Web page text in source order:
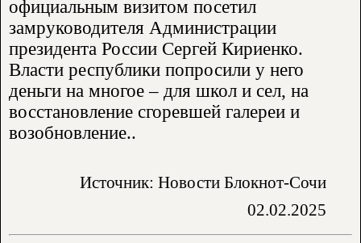
официальным визитом посетил
замруководителя Администрации
президента России Сергей Кириенко.
Власти республики попросили у него
деньги на многое – для школ и сел, на
восстановление сгоревшей галереи и
возобновление..
Источник: Новости Блокнот-Сочи
02.02.2025